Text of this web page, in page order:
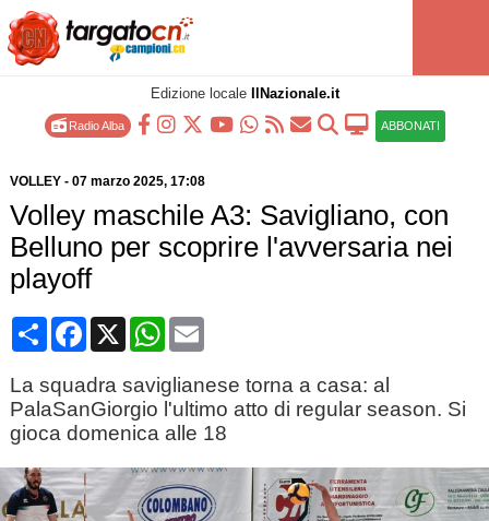
Edizione locale IlNazionale.it
Radio Alba ABBONATI
VOLLEY- 07 marzo 2025, 17:08
Volley maschile A3: Savigliano, con
Belluno per scoprire l'avversaria nei
playoff
CondividiFacebook
X WhatsApp
Email
La squadra saviglianese torna a casa: al
PalaSanGiorgio l'ultimo atto di regular season. Si
gioca domenica alle 18